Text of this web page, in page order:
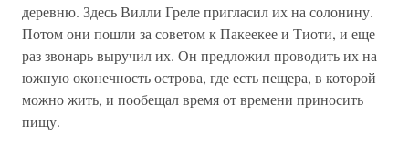
деревню. Здесь Вилли Греле пригласил их на солонину.
Потом они пошли за советом к Пакеекее и Тиоти, и еще
раз звонарь выручил их. Он предложил проводить их на
южную оконечность острова, где есть пещера, в которой
можно жить, и пообещал время от времени приносить
пищу.